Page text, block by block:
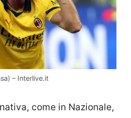
– Interlive.it
come in Nazionale,